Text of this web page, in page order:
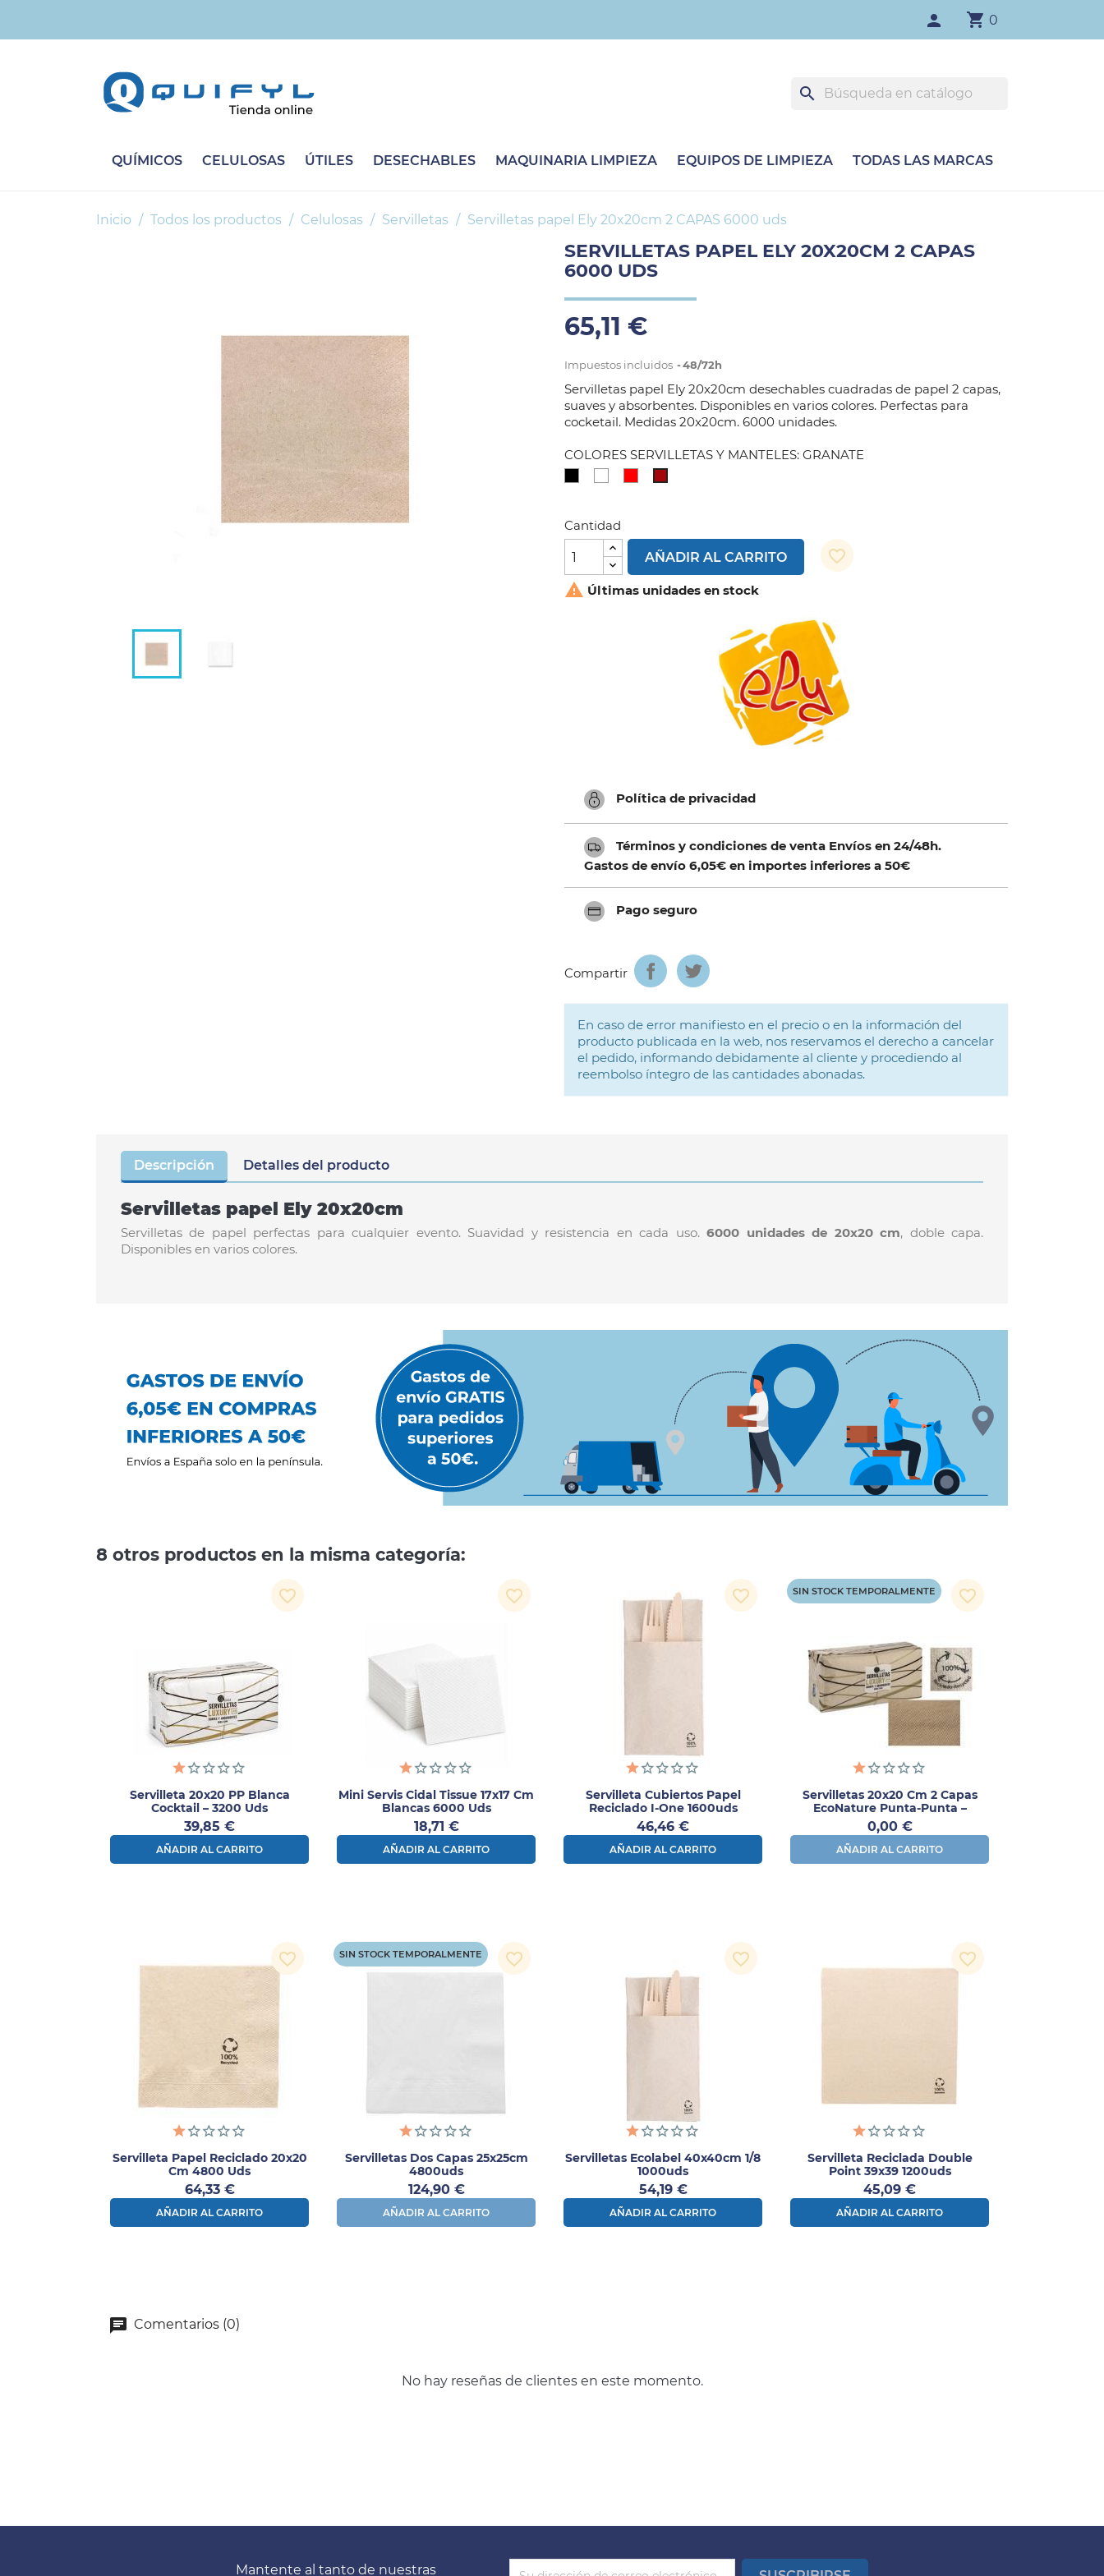
person shopping_cart 0
search
QUÍMICOS CELULOSAS ÚTILES DESECHABLES MAQUINARIA LIMPIEZA EQUIPOS DE LIMPIEZA TODAS LAS MARCAS
Inicio Todos los productos Celulosas Servilletas Servilletas papel Ely 20x20cm 2 CAPAS 6000 uds
SERVILLETAS PAPEL ELY 20X20CM 2 CAPAS
6000 UDS
65,11 €
Impuestos incluidos 48/72h
Servilletas papel Ely 20x20cm desechables cuadradas de papel 2 capas,
suaves y absorbentes. Disponibles en varios colores. Perfectas para
cocketail. Medidas 20x20cm. 6000 unidades.
COLORES SERVILLETAS Y MANTELES: GRANATE
Cantidad
AÑADIR AL CARRITO
favorite_border
 Últimas unidades en stock
Política de privacidad
Términos y condiciones de venta Envíos en 24/48h.
Gastos de envío 6,05€ en importes inferiores a 50€
Pago seguro
Compartir
En caso de error manifiesto en el precio o en la información del
producto publicada en la web, nos reservamos el derecho a cancelar
el pedido, informando debidamente al cliente y procediendo al
reembolso íntegro de las cantidades abonadas.
Descripción Detalles del producto
Servilletas papel Ely 20x20cm
Servilletas de papel perfectas para cualquier evento. Suavidad y resistencia en cada uso.6000 unidades de 20x20 cm, doble capa.
Disponibles en varios colores.
8 otros productos en la misma categoría:
Servilleta 20x20 PP Blanca
Cocktail – 3200 Uds
Precio
39,85 €
AÑADIR AL CARRITO
favorite_border
Mini Servis Cidal Tissue 17x17 Cm
Blancas 6000 Uds
Precio
18,71 €
AÑADIR AL CARRITO
favorite_border
Servilleta Cubiertos Papel
Reciclado I-One 1600uds
Precio
46,46 €
AÑADIR AL CARRITO
favorite_border
Servilletas 20x20 Cm 2 Capas
EcoNature Punta-Punta –
3200UDS
Precio
0,00 €
AÑADIR AL CARRITO
SIN STOCK TEMPORALMENTE favorite_border
Servilleta Papel Reciclado 20x20
Cm 4800 Uds
Precio
64,33 €
AÑADIR AL CARRITO
favorite_border
Servilletas Dos Capas 25x25cm
4800uds
Precio
124,90 €
AÑADIR AL CARRITO
SIN STOCK TEMPORALMENTE favorite_border
Servilletas Ecolabel 40x40cm 1/8
1000uds
Precio
54,19 €
AÑADIR AL CARRITO
favorite_border
Servilleta Reciclada Double
Point 39x39 1200uds
Precio
45,09 €
AÑADIR AL CARRITO
favorite_border
Comentarios (0)
No hay reseñas de clientes en este momento.
Mantente al tanto de nuestras